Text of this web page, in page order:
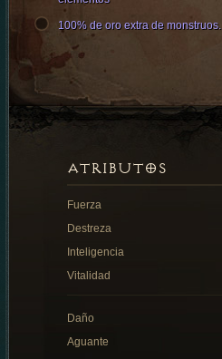
100% de oro extra de monstruos.
ATRIBUTOS
Fuerza
Destreza
Inteligencia
Vitalidad
Daño
Aguante